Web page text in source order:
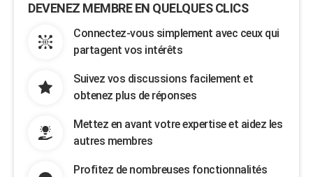
DEVENEZ MEMBRE EN QUELQUES CLICS
Connectez-vous simplement avec ceux qui
partagent vos intérêts
Suivez vos discussions facilement et
obtenez plus de réponses
Mettez en avant votre expertise et aidez les
autres membres
Profitez de nombreuses fonctionnalités